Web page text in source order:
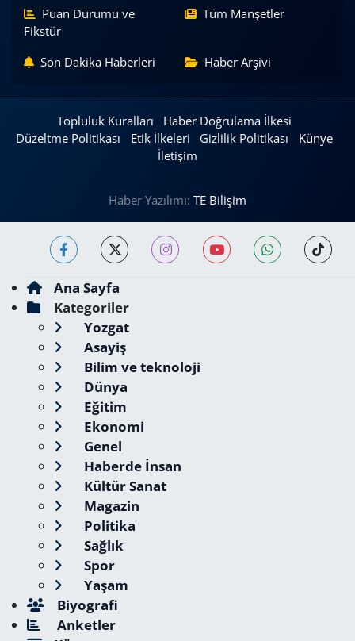
Puan Durumu ve
Fikstür
Tüm Manşetler
Son Dakika Haberleri Haber Arşivi
Topluluk Kuralları
Haber Doğrulama İlkesi
Düzeltme Politikası
Etik İlkeleri Gizlilik Politikası
Künye
İletişim
Haber Yazılımı: TE Bilişim
Ana Sayfa
Kategoriler
Yozgat
Asayiş
Bilim ve teknoloji
Dünya
Eğitim
Ekonomi
Genel
Haberde İnsan
Kültür Sanat
Magazin
Politika
Sağlık
Spor
Yaşam
Biyografi
Anketler